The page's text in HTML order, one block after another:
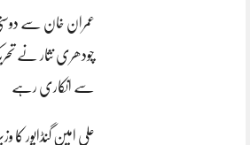
عمران خان سے
چودھری نثار نے
سے انکاری رہے
علی امین گنڈاپور کا